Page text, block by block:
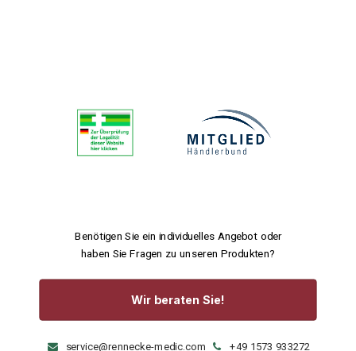
Benötigen Sie ein individuelles Angebot oder
haben Sie Fragen zu unseren Produkten?
Wir beraten Sie!
service@rennecke-medic.com +49 1573 933272